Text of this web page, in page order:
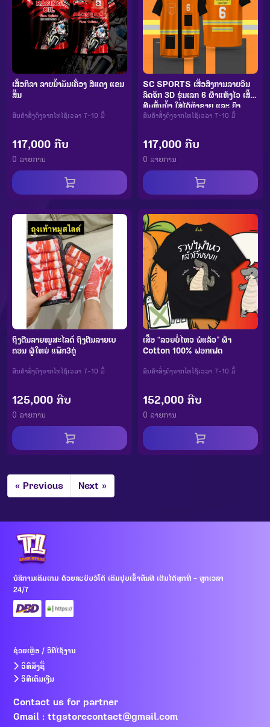
ເສື້ອກິລາ ລາຍນ້ຳມັນເຄື່ອງ ສີແດງ ແຂນ
ສັ້ນ
ສິນຄ້າສັ່ງຕົງຈາກໄທໄຊ້ເວລາ 7-10 ມື້
117,000 ກີບ
0 ລາຍການ
SC SPORTS ເສື້ອສົງການລາຍວິນ
ລົດຈັກ 3D ຮຸ່ນເລກ 6 ຜ້າແຫ້ງໄວ ເສື້ອ
ທີມຫຼິ້ນນ້ຳ ໃສ່ໄດ້ທັງຊາຍ ແລະ ຍິງ
ສິນຄ້າສັ່ງຕົງຈາກໄທໄຊ້ເວລາ 7-10 ມື້
117,000 ກີບ
0 ລາຍການ
ຖົງຕີນລາຍໝູສະໄລດ໌ ຖົງຕີນລາຍເບ
ຄອນ ຜູ້ໃຫຍ່ ແພັກ3ຄູ່
ສິນຄ້າສັ່ງຕົງຈາກໄທໄຊ້ເວລາ 7-10 ມື້
125,000 ກີບ
0 ລາຍການ
ເສື້ອ “ລວຍບໍ່ໄຫວ ພໍແລ້ວ” ຜ້າ
Cotton 100% ຟອກເຟດ
ສິນຄ້າສັ່ງຕົງຈາກໄທໄຊ້ເວລາ 7-10 ມື້
152,000 ກີບ
0 ລາຍການ
« Previous Next »
ບໍລິການເຕິມເກມ ດ້ວຍລະບົບອໍໂຕ້ ເຕິມປຸບເຂົ້າທັນທີ ເຕີມໄດ້ທຸກທີ່ - ທູກເວລາ
24/7
ຊ່ວຍເຫຼືອ / ວິທີໄຊ້ງານ
ວິທີສັງຊື້
ວິທີເຕິມເງີນ
Contact us for partner
Gmail : ttgstorecontact@gmail.com